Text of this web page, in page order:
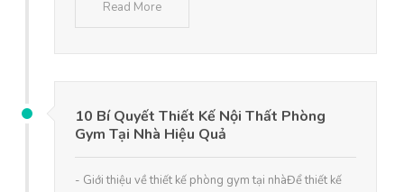
Read More
10 Bí Quyết Thiết Kế Nội Thất Phòng
Gym Tại Nhà Hiệu Quả
- Giới thiệu về thiết kế phòng gym tại nhàĐể thiết kế